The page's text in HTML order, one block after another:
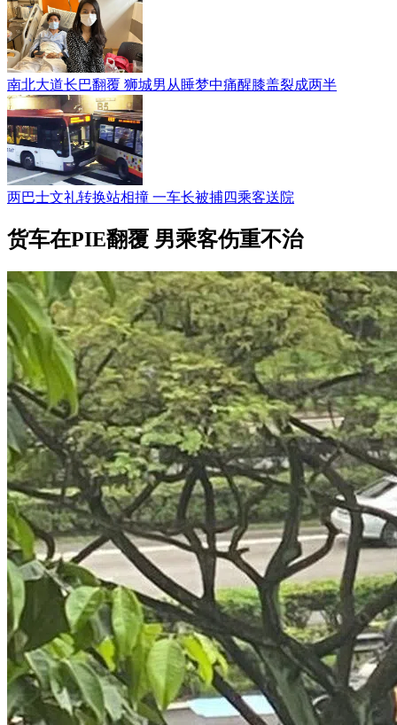
南北大道长巴翻覆 狮城男从睡梦中痛醒膝盖裂成两半
两巴士文礼转换站相撞 一车长被捕四乘客送院
货车在PIE翻覆 男乘客伤重不治